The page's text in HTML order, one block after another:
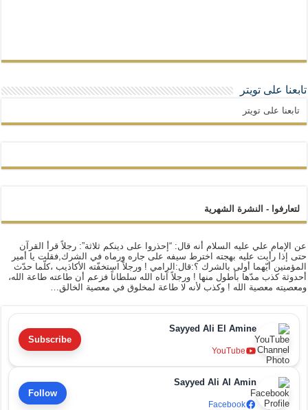
تابعنا على تويتر
تابعنا على تويتر
لتعارفوا - النشرة الشهرية
عن الإمام علي عليه السلام أنه قال: “إحذروا على دينكم ثلاثة”: رجلاً قرأ القرآن
حتى إذا رأيت عليه بهجته اخترط سيفه على جاره ورماه في الشرك,فقلت يا أمير
المؤمنين أيّهما أولى بالشرك ؟:قال:الرامي ! ورجلاً استخفّته الأكاذيب ،كلّما حدّث
أحدوثة كذب مدّها بأطول منها ! ورجلاً آتاه الله سلطاناً فزعم أن طاعته طاعة الله،
ومعصيته معصية الله ! وكذب لأنه لا طاعة لمخلوق في معصية الخالق…
Sayyed Ali El Amine
YouTube
Subscribe
Sayyed Ali Al Amin
Facebook
Follow